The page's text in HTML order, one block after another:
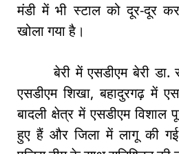
मंडी में भी स्टाल को दूर-दूर
खोला गया है।
बेरी में एसडीएम बेरी डा.
एसडीएम शिखा, बहादुरगढ़ में
बादली क्षेत्र में एसडीएम विशाल
हुए हैं और जिला में लागू की गई